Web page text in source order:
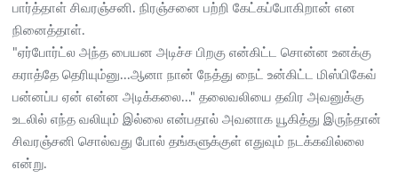
பார்த்தாள் சிவரஞ்சனி. நிரஞ்சனை பற்றி கேட்கப்போகிறான் என
நினைத்தாள்.
"ஏர்போர்ட்ல அந்த பையன அடிச்ச பிறகு என்கிட்ட சொன்ன உனக்கு
கராத்தே தெரியும்னு...ஆனா நான் நேத்து நைட் உன்கிட்ட மிஸ்பிகேவ்
பன்னப்ப ஏன் என்ன அடிக்கலை..." தலைவலியை தவிர அவனுக்கு
உடலில் எந்த வலியும் இல்லை என்பதால் அவனாக யூகித்து இருந்தான்
சிவரஞ்சனி சொல்வது போல் தங்களுக்குள் எதுவும் நடக்கவில்லை
என்று.